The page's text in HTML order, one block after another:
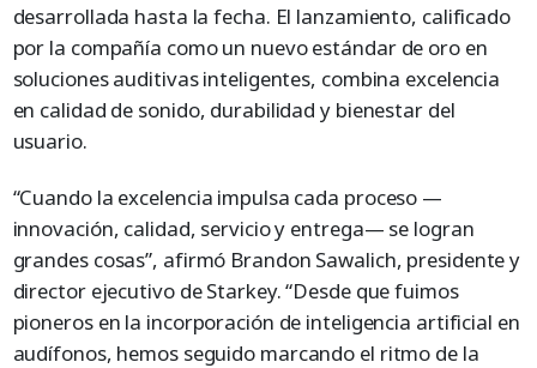
desarrollada hasta la fecha. El lanzamiento, calificado
por la compañía como un nuevo estándar de oro en
soluciones auditivas inteligentes, combina excelencia
en calidad de sonido, durabilidad y bienestar del
usuario.
“Cuando la excelencia impulsa cada proceso —
innovación, calidad, servicio y entrega— se logran
grandes cosas”, afirmó Brandon Sawalich, presidente y
director ejecutivo de Starkey. “Desde que fuimos
pioneros en la incorporación de inteligencia artificial en
audífonos, hemos seguido marcando el ritmo de la